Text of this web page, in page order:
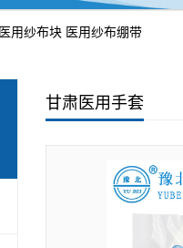
医用纱布块 医用纱布绷带
甘肃医用手套